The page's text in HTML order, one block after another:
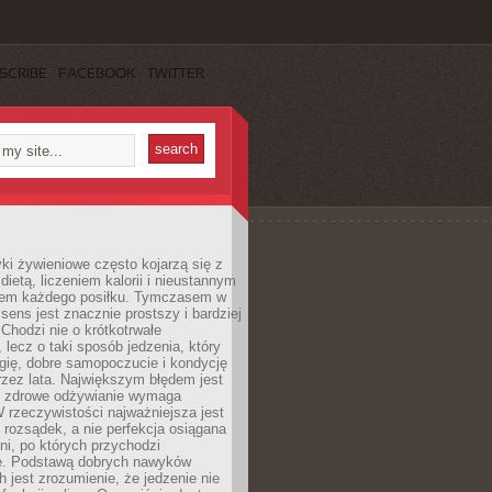
FACEBOOK TWITTER
żywieniowe często kojarzą się z
liczeniem kalorii i nieustannym
każdego posiłku. Tymczasem w
jest znacznie prostszy i bardziej
nie o krótkotrwałe
lecz o taki sposób jedzenia, który
dobre samopoczucie i kondycję
lata. Największym błędem jest
odżywianie wymaga
rzeczywistości najważniejsza jest
rozsądek, a nie perfekcja osiągana
po których przychodzi
Podstawą dobrych nawyków
jest zrozumienie, że jedzenie nie